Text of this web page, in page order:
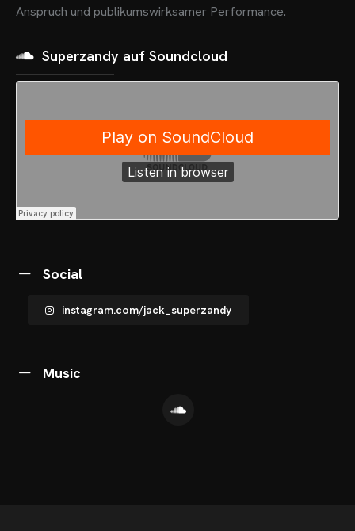
SHOP
Anspruch und publikumswirksamer Performance.
Superzandy auf Soundcloud
Social
instagram.com/jack_superzandy
Music